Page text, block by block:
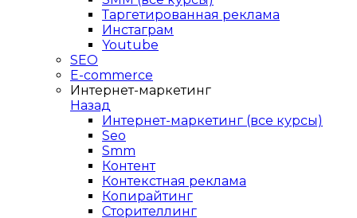
Таргетированная реклама
Инстаграм
Youtube
SEO
E-сommerce
Интернет-маркетинг
Назад
Интернет-маркетинг (все курсы)
Seo
Smm
Контент
Контекстная реклама
Копирайтинг
Сторителлинг